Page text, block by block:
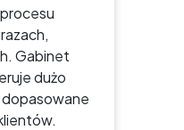
Gabinet
dużo